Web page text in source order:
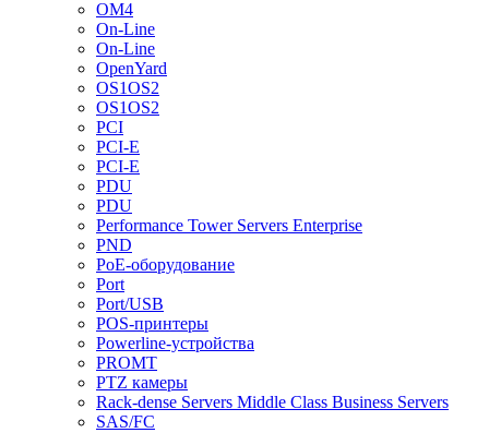
OM4
On-Line
On-Line
OpenYard
OS1OS2
OS1OS2
PCI
PCI-E
PCI-E
PDU
PDU
Performance Tower Servers Enterprise
PND
PoE-оборудование
Port
Port/USB
POS-принтеры
Powerline-устройства
PROMT
PTZ камеры
Rack-dense Servers Middle Class Business Servers
SAS/FC